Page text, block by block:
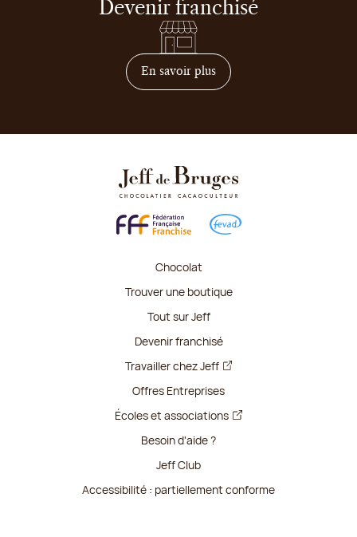
Devenir franchisé
En savoir plussur comment devenir
Chocolat
Trouver une boutique
Tout sur Jeff
Devenir franchisé
Travailler chez Jeff
Offres Entreprises
Écoles et associations
Besoin d'aide ?
Jeff Club
Accessibilité : partiellement conforme